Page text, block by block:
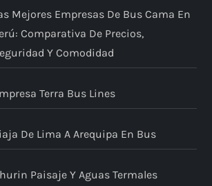
Mejores Empresas De Bus Cama En
Comparativa De Precios,
Y Comodidad
Terra Bus Lines
De Lima A Arequipa En Bus
Paisaje Y Aguas Termales